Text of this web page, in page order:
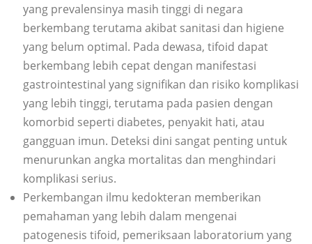
yang prevalensinya masih tinggi di negara
berkembang terutama akibat sanitasi dan higiene
yang belum optimal. Pada dewasa, tifoid dapat
berkembang lebih cepat dengan manifestasi
gastrointestinal yang signifikan dan risiko komplikasi
yang lebih tinggi, terutama pada pasien dengan
komorbid seperti diabetes, penyakit hati, atau
gangguan imun. Deteksi dini sangat penting untuk
menurunkan angka mortalitas dan menghindari
komplikasi serius.
Perkembangan ilmu kedokteran memberikan
pemahaman yang lebih dalam mengenai
patogenesis tifoid, pemeriksaan laboratorium yang